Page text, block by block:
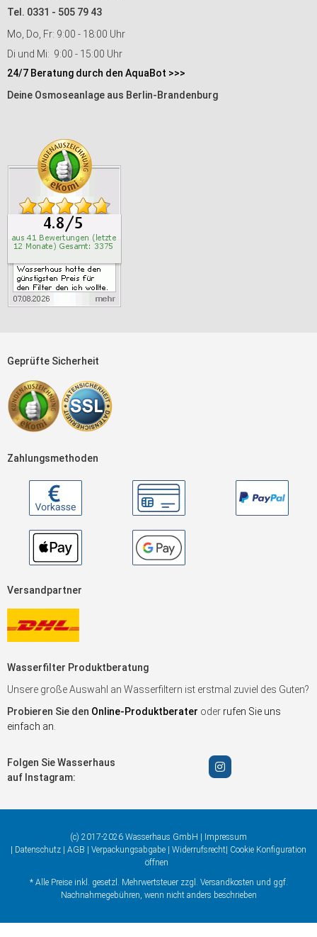
Tel. 0331 - 505 79 43
Mo, Do, Fr: 9:00 - 18:00 Uhr
Di und Mi: 9:00 - 15:00 Uhr
24/7 Beratung durch den AquaBot >>>
Deine Osmoseanlage aus Berlin-Brandenburg
Geprüfte Sicherheit
Zahlungsmethoden
Versandpartner
Wasserfilter Produktberatung
Unsere große Auswahl an Wasserfiltern ist erstmal zuviel des Guten?
Probieren Sie den Online-Produktberater oder rufen Sie uns
einfach an.
Folgen Sie Wasserhaus
auf Instagram:
(c) 2017-2026 Wasserhaus GmbH |
Impressum
Datenschutz AGB Verpackungsabgabe Widerrufsrecht Cookie Konfiguration
öffnen
* Alle Preise inkl. gesetzl. Mehrwertsteuer zzgl. Versandkosten und ggf.
Nachnahmegebühren, wenn nicht anders beschrieben